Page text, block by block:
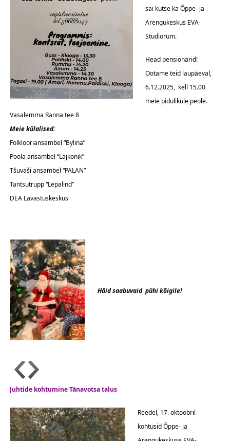
sai kutse ka Õppe -ja
Arengukeskus EVA-
Studiorum.
Head pensionärid!
Ootame teid laupäeval,
6.12.2025, kell 15.00
meie pidulikule peole.
Vasalemma Ranna tee 8
Meie külalised:
Folklooriansambel “Bylina”
Poola ansambel “Lajkonik”
Tšuvaši ansambel “PALAN”
Tantsutrupp “Lepalind”
DEA Lavastuskeskus
Häid saabuvaid pühi kõigile!
Juhtide kohtumine Tänavotsa talus
Reedel, 17. oktoobril
kohtusid Õppe- ja